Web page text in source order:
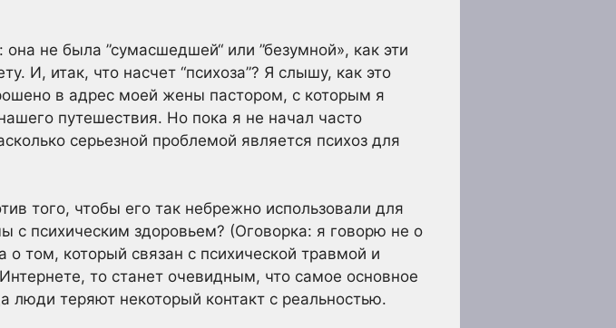
не была ”сумасшедшей“ или ”безумной», как эти
И, итак, что насчет “психоза”? Я слышу, как это
в адрес моей жены пастором, с которым я
путешествия. Но пока я не начал часто
серьезной проблемой является психоз для
того, чтобы его так небрежно использовали для
психическим здоровьем? (Оговорка: я говорю не о
том, который связан с психической травмой и
то станет очевидным, что самое основное
люди теряют некоторый контакт с реальностью.